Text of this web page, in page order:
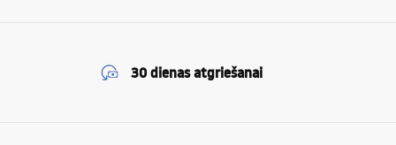
30 dienas atgriešanai